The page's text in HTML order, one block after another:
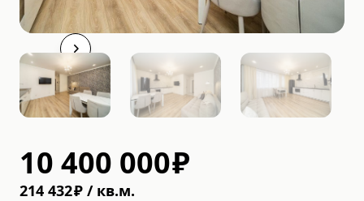
10 400 000₽
214 432₽ / кв.м.